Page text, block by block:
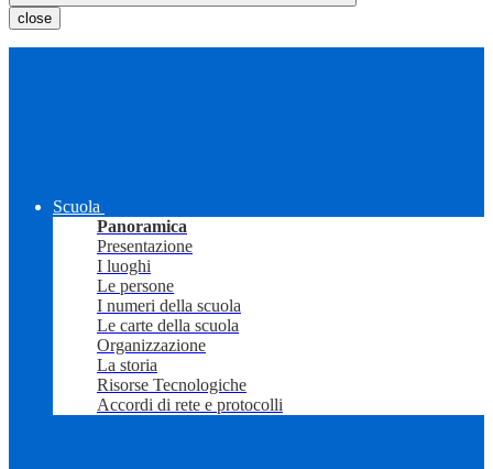
close
Scuola
Panoramica
Presentazione
I luoghi
Le persone
I numeri della scuola
Le carte della scuola
Organizzazione
La storia
Risorse Tecnologiche
Accordi di rete e protocolli